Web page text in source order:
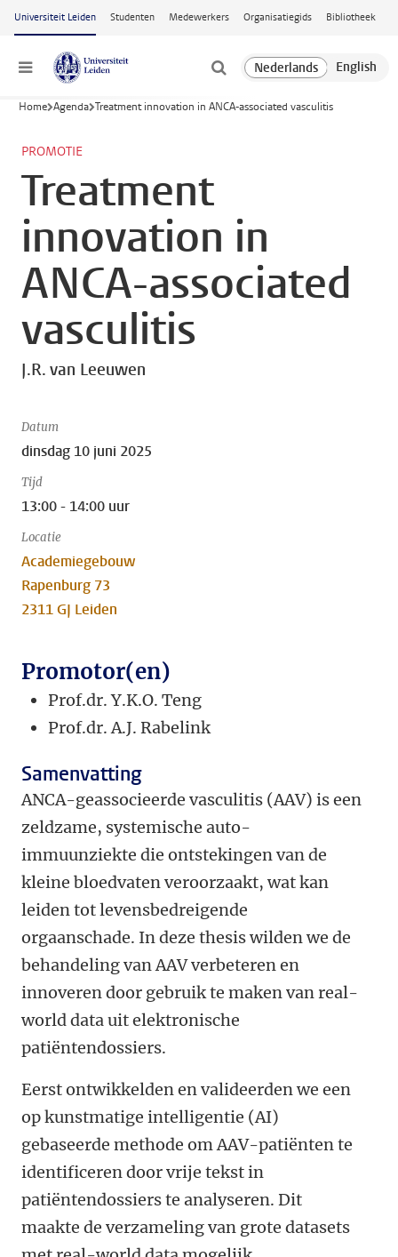
Ga naar hoofdinhoud
Universiteit Leiden Studenten Medewerkers Organisatiegids Bibliotheek
Menu
Home Agenda Treatment innovation in ANCA-associated vasculitis
PROMOTIE
Treatment
innovation in
ANCA-associated
vasculitis
J.R. van Leeuwen
Datum
dinsdag 10 juni 2025
Tijd
13:00 - 14:00 uur
Locatie
Academiegebouw
Rapenburg 73
2311 GJ Leiden
Promotor(en)
Prof.dr. Y.K.O. Teng
Prof.dr. A.J. Rabelink
Samenvatting
ANCA-geassocieerde vasculitis (AAV) is een
zeldzame, systemische auto-
immuunziekte die ontstekingen van de
kleine bloedvaten veroorzaakt, wat kan
leiden tot levensbedreigende
orgaanschade. In deze thesis wilden we de
behandeling van AAV verbeteren en
innoveren door gebruik te maken van real-
world data uit elektronische
patiëntendossiers.
Eerst ontwikkelden en valideerden we een
op kunstmatige intelligentie (AI)
gebaseerde methode om AAV-patiënten te
identificeren door vrije tekst in
patiëntendossiers te analyseren. Dit
maakte de verzameling van grote datasets